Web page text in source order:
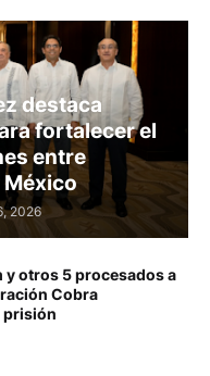
destaca
fortalecer el
entre
México
2026
y otros 5 procesados a
Cobra
prisión